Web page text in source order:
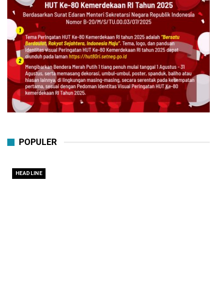
POPULER
HEADLINE